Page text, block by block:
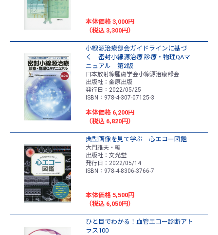
本体価格 3,000円
（税込 3,300円）
小線源治療部会ガイドラインに基づ
く 密封小線源治療 診療・物理QAマ
ニュアル 第2版
日本放射線腫瘍学会小線源治療部会
出版社：金原出版
発行日：2022/05/25
ISBN：978-4-307-07125-3
本体価格 6,200円
（税込 6,820円）
典型画像を見て学ぶ 心エコー図鑑
大門雅夫・編
出版社：文光堂
発行日：2022/05/14
ISBN：978-4-8306-3766-7
本体価格 5,500円
（税込 6,050円）
ひと目でわかる！血管エコー診断アト
ラス100